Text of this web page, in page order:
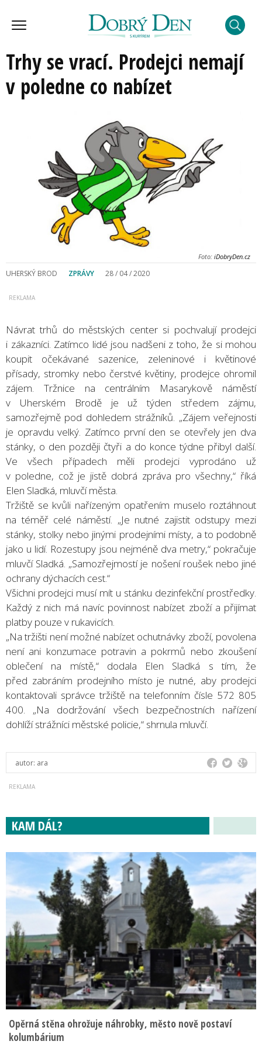
Trhy se vrací. Prodejci nemají
v poledne co nabízet
Foto: iDobryDen.cz
UHERSKÝ BROD ZPRÁVY 28 / 04 / 2020
Návrat trhů do městských center si pochvalují prodejci
i zákazníci. Zatímco lidé jsou nadšeni z toho, že si mohou
koupit očekávané sazenice, zeleninové i květinové
přísady, stromky nebo čerstvé květiny, prodejce ohromil
zájem. Tržnice na centrálním Masarykově náměstí
v Uherském Brodě je už týden středem zájmu,
samozřejmě pod dohledem strážníků. „Zájem veřejnosti
je opravdu velký. Zatímco první den se otevřely jen dva
stánky, o den později čtyři a do konce týdne přibyl další.
Ve všech případech měli prodejci vyprodáno už
v poledne, což je jistě dobrá zpráva pro všechny,“ říká
Elen Sladká, mluvčí města.
Tržiště se kvůli nařízeným opatřením muselo roztáhnout
na téměř celé náměstí. „Je nutné zajistit odstupy mezi
stánky, stolky nebo jinými prodejními místy, a to podobně
jako u lidí. Rozestupy jsou nejméně dva metry,“ pokračuje
mluvčí Sladká. „Samozřejmostí je nošení roušek nebo jiné
ochrany dýchacích cest.“
Všichni prodejci musí mít u stánku dezinfekční prostředky.
Každý z nich má navíc povinnost nabízet zboží a přijímat
platby pouze v rukavicích.
„Na tržišti není možné nabízet ochutnávky zboží, povolena
není ani konzumace potravin a pokrmů nebo zkoušení
oblečení na místě,“ dodala Elen Sladká s tím, že
před zabráním prodejního místo je nutné, aby prodejci
kontaktovali správce tržiště na telefonním čísle 572 805
400. „Na dodržování všech bezpečnostních nařízení
dohlíží strážníci městské policie,“ shrnula mluvčí.
autor: ara
KAM DÁL?
Opěrná stěna ohrožuje náhrobky, město nově postaví
kolumbárium